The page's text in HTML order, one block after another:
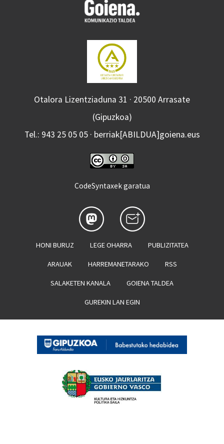
Otalora Lizentziaduna 31 · 20500 Arrasate
(Gipuzkoa)
Tel.: 943 25 05 05 · berriak[ABILDUA]goiena.eus
CodeSyntaxek garatua
HONI BURUZ LEGE OHARRA PUBLIZITATEA
ARAUAK HARREMANETARAKO RSS
SALAKETEN KANALA GOIENA TALDEA
GUREKIN LAN EGIN